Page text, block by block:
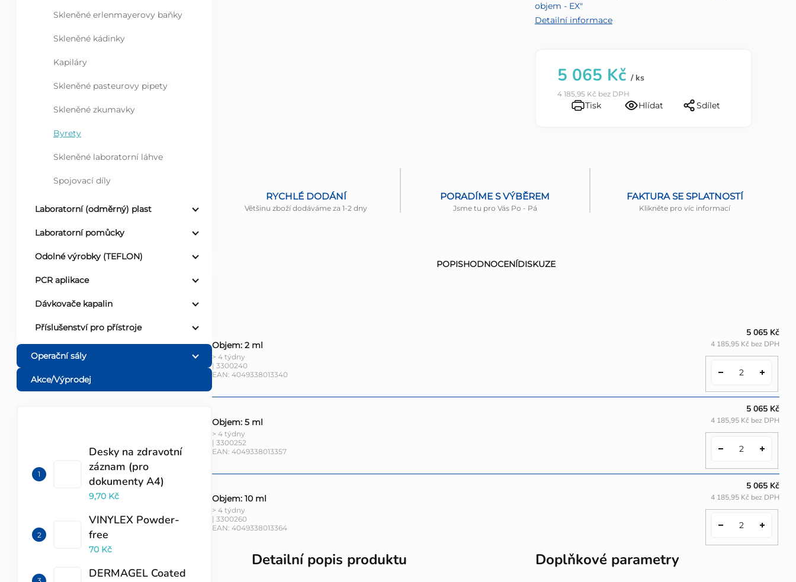
Skleněné erlenmayerovy baňky
Skleněné kádinky
Kapiláry
Skleněné pasteurovy pipety
Skleněné zkumavky
Byrety
Skleněné laboratorní láhve
Spojovací díly
Laboratorní (odměrný) plast
Laboratorní pomůcky
Odolné výrobky (TEFLON)
PCR aplikace
Dávkovače kapalin
Příslušenství pro přístroje
Operační sály
Akce/Výprodej
Desky na zdravotní
záznam (pro
dokumenty A4)
9,70 Kč
VINYLEX Powder-
free
70 Kč
DERMAGEL Coated
objem - EX"
Detailní informace
5 065 Kč / ks
4 185,95 Kč bez DPH
Tisk Hlídat Sdílet
RYCHLÉ DODÁNÍ
Většinu zboží dodáváme za 1-2 dny
PORADÍME S VÝBĚREM
Jsme tu pro Vás Po - Pá
FAKTURA SE SPLATNOSTÍ
Klikněte pro víc informací
POPISHODNOCENÍDISKUZE
Objem: 2 ml
> 4 týdny
| 3300240
EAN: 4049338013340
5 065 Kč
4 185,95 Kč bez DPH
Objem: 5 ml
> 4 týdny
| 3300252
EAN: 4049338013357
5 065 Kč
4 185,95 Kč bez DPH
Objem: 10 ml
> 4 týdny
| 3300260
EAN: 4049338013364
5 065 Kč
4 185,95 Kč bez DPH
Detailní popis produktu Doplňkové parametry